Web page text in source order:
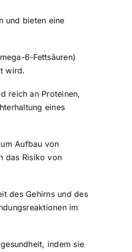
und bieten eine
6-Fettsäuren)
wird.
reich an Proteinen,
eines
Aufbau von
das Risiko von
des Gehirns und des
im
indem sie